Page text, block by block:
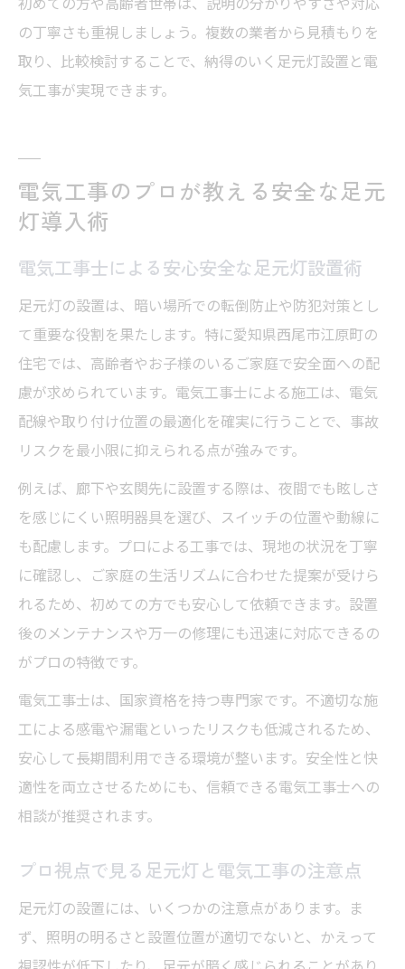
の丁寧さも重視しましょう。複数の業者から見積もりを
取り、比較検討することで、納得のいく足元灯設置と電
気工事が実現できます。
電気工事のプロが教える安全な足元
灯導入術
電気工事士による安心安全な足元灯設置術
足元灯の設置は、暗い場所での転倒防止や防犯対策とし
て重要な役割を果たします。特に愛知県西尾市江原町の
住宅では、高齢者やお子様のいるご家庭で安全面への配
慮が求められています。電気工事士による施工は、電気
配線や取り付け位置の最適化を確実に行うことで、事故
リスクを最小限に抑えられる点が強みです。
例えば、廊下や玄関先に設置する際は、夜間でも眩しさ
を感じにくい照明器具を選び、スイッチの位置や動線に
も配慮します。プロによる工事では、現地の状況を丁寧
に確認し、ご家庭の生活リズムに合わせた提案が受けら
れるため、初めての方でも安心して依頼できます。設置
後のメンテナンスや万一の修理にも迅速に対応できるの
がプロの特徴です。
電気工事士は、国家資格を持つ専門家です。不適切な施
工による感電や漏電といったリスクも低減されるため、
安心して長期間利用できる環境が整います。安全性と快
適性を両立させるためにも、信頼できる電気工事士への
相談が推奨されます。
プロ視点で見る足元灯と電気工事の注意点
足元灯の設置には、いくつかの注意点があります。ま
ず、照明の明るさと設置位置が適切でないと、かえって